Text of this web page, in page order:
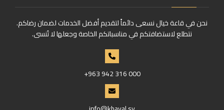
نحن في قاعة خيال نسعى دائماً لتقديم أفضل الخدمات لضمان رضاكم.
نتطلع لاستضافتكم في مناسباتكم الخاصة وجعلها لا تُنسى.
+963 942 316 000